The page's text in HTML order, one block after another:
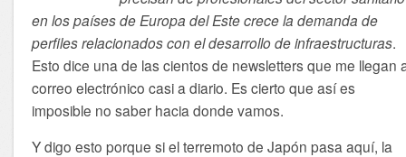
en los países de Europa del Este crece la demanda de
perfiles relacionados con el desarrollo de infraestructuras.
Esto dice una de las cientos de newsletters que me llegan
correo electrónico casi a diario. Es cierto que así es
imposible no saber hacia donde vamos.
Y digo esto porque si el terremoto de Japón pasa aquí, la